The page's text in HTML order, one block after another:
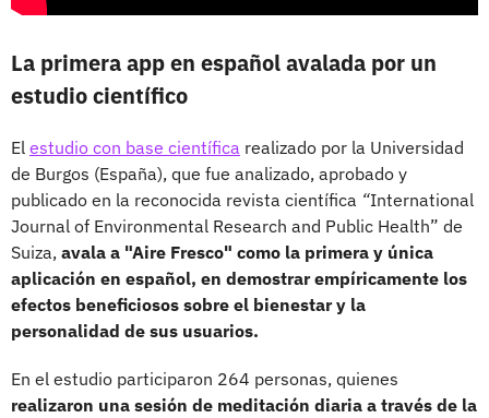
La primera app en español avalada por un
estudio científico
El estudio con base científica realizado por la Universidad
de Burgos (España), que fue analizado, aprobado y
publicado en la reconocida revista científica “International
Journal of Environmental Research and Public Health” de
Suiza, avala a "Aire Fresco" como la primera y única
aplicación en español, en demostrar empíricamente los
efectos beneficiosos sobre el bienestar y la
personalidad de sus usuarios.
En el estudio participaron 264 personas, quienes
realizaron una sesión de meditación diaria a través de la